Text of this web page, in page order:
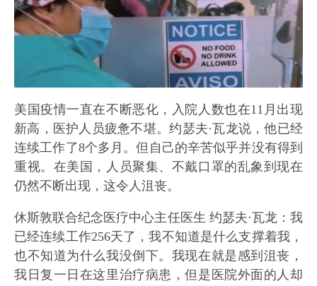
美国疫情一直在不断恶化，入院人数也在11月出现
新高，医护人员疲惫不堪。约瑟夫·瓦龙说，他已经
连续工作了8个多月。但自己的辛苦似乎并没有得到
重视。在美国，人员聚集、不戴口罩的乱象到现在
仍然不断出现，这令人沮丧。
休斯敦联合纪念医疗中心主任医生 约瑟夫·瓦龙：我
已经连续工作256天了，我不知道是什么支撑着我，
也不知道为什么我没倒下。我现在就是感到沮丧，
我日复一日在这里治疗病患，但是医院外面的人却